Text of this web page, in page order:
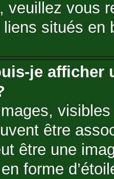
veuillez vous
situés en
je afficher
être
être une
forme